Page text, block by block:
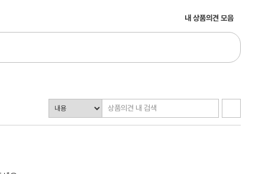
내 상품의견 모음